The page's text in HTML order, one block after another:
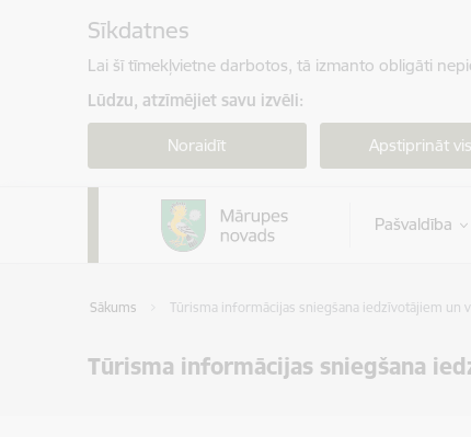
Sīkdatnes
Lai šī tīmekļvietne darbotos, tā izmanto obligāti
Lūdzu, atzīmējiet savu izvēli:
Noraidīt Apstiprināt
Pašvaldība
Sākums Tūrisma informācijas sniegšana iedzīvotājiem un
Tūrisma informācijas sniegšana